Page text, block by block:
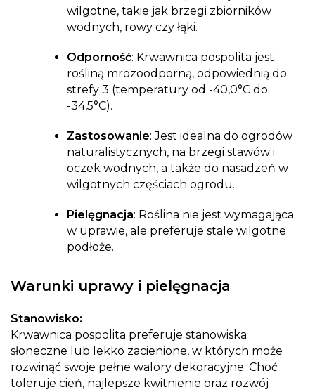
wilgotne, takie jak brzegi zbiorników
wodnych, rowy czy łąki.
Odporność: Krwawnica pospolita jest
rośliną mrozoodporną, odpowiednią do
strefy 3 (temperatury od -40,0°C do
-34,5°C).
Zastosowanie: Jest idealna do ogrodów
naturalistycznych, na brzegi stawów i
oczek wodnych, a także do nasadzeń w
wilgotnych częściach ogrodu.
Pielęgnacja: Roślina nie jest wymagająca
w uprawie, ale preferuje stale wilgotne
podłoże.
Warunki uprawy i pielęgnacja
Stanowisko:
Krwawnica pospolita preferuje stanowiska
słoneczne lub lekko zacienione, w których może
rozwinąć swoje pełne walory dekoracyjne. Choć
toleruje cień, najlepsze kwitnienie oraz rozwój